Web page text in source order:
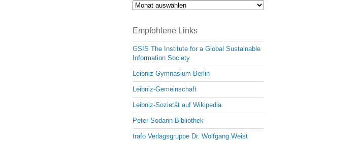
Archiv
Empfohlene Links
GSIS The Institute for a Global Sustainable
Information Society
Leibniz Gymnasium Berlin
Leibniz-Gemeinschaft
Leibniz-Sozietät auf Wikipedia
Peter-Sodann-Bibliothek
trafo Verlagsgruppe Dr. Wolfgang Weist